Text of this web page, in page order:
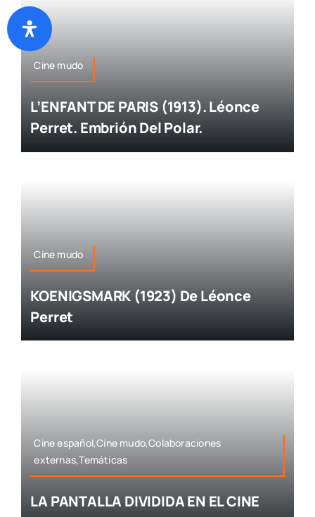
Cine mudo
L’ENFANT DE PARIS (1913). Léonce
Perret. Embrión Del Polar.
Cine mudo
KOENIGSMARK (1923) De Léonce
Perret
Cine español,Cine mudo,Colaboraciones
externas,Temáticas
LA PANTALLA DIVIDIDA EN EL CINE